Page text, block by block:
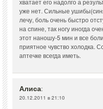
хватает его надолго а
уже нет. Сильные
лечу, боль очень быстро
на спине, так ногу иногда
этот наношу-5 мин и все
приятное чувство холодка.
аптечке всегда иметь.
Алиса:
20.12.2011 в 21:10